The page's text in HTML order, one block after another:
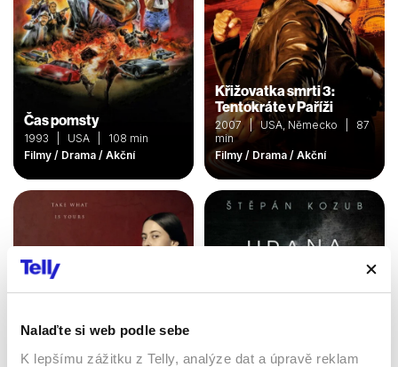
Nalaďte si web podle sebe
K lepšímu zážitku z Telly, analýze dat a úpravě reklam
Čas pomsty
1993 | USA | 108 min
Filmy / Drama / Akční
Křižovatka smrti 3:
Tentokráte v Paříži
2007 | USA, Německo | 87
min
Filmy / Drama / Akční